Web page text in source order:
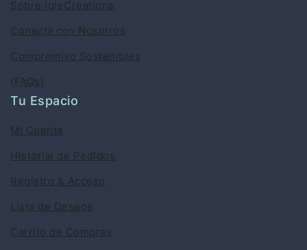
Sobre IgleCreations
Conecta con Nosotros
Compromiso Sostenibles
(FAQs)
Tu Espacio
Mi Cuenta
Historial de Pedidos
Registro & Acceso
Lista de Deseos
Carrito de Compras